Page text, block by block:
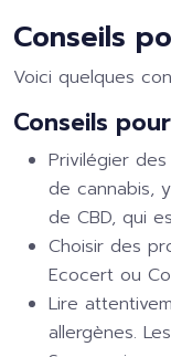
Conseils
Voici quelques
Conseils
Privilégier
de cannabis,
de CBD, qui
Choisir des
Ecocert ou
Lire
allergènes.